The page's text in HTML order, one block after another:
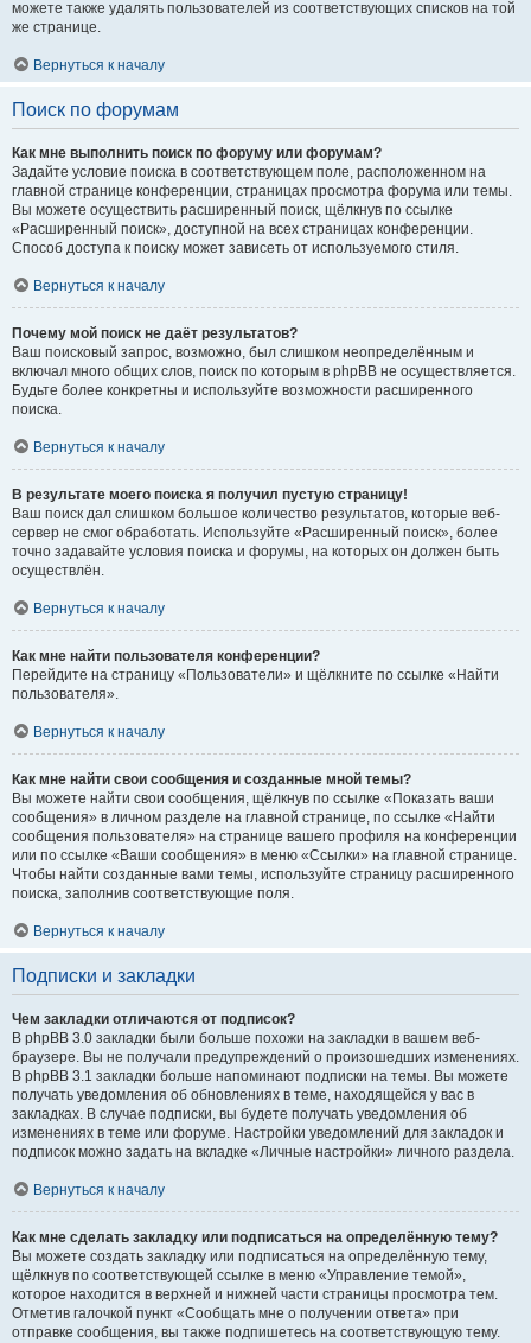
можете также удалять пользователей из соответствующих списков на той
же странице.
Вернуться к началу
Поиск по форумам
Как мне выполнить поиск по форуму или форумам?
Задайте условие поиска в соответствующем поле, расположенном на
главной странице конференции, страницах просмотра форума или темы.
Вы можете осуществить расширенный поиск, щёлкнув по ссылке
«Расширенный поиск», доступной на всех страницах конференции.
Способ доступа к поиску может зависеть от используемого стиля.
Вернуться к началу
Почему мой поиск не даёт результатов?
Ваш поисковый запрос, возможно, был слишком неопределённым и
включал много общих слов, поиск по которым в phpBB не осуществляется.
Будьте более конкретны и используйте возможности расширенного
поиска.
Вернуться к началу
В результате моего поиска я получил пустую страницу!
Ваш поиск дал слишком большое количество результатов, которые веб-
сервер не смог обработать. Используйте «Расширенный поиск», более
точно задавайте условия поиска и форумы, на которых он должен быть
осуществлён.
Вернуться к началу
Как мне найти пользователя конференции?
Перейдите на страницу «Пользователи» и щёлкните по ссылке «Найти
пользователя».
Вернуться к началу
Как мне найти свои сообщения и созданные мной темы?
Вы можете найти свои сообщения, щёлкнув по ссылке «Показать ваши
сообщения» в личном разделе на главной странице, по ссылке «Найти
сообщения пользователя» на странице вашего профиля на конференции
или по ссылке «Ваши сообщения» в меню «Ссылки» на главной странице.
Чтобы найти созданные вами темы, используйте страницу расширенного
поиска, заполнив соответствующие поля.
Вернуться к началу
Подписки и закладки
Чем закладки отличаются от подписок?
В phpBB 3.0 закладки были больше похожи на закладки в вашем веб-
браузере. Вы не получали предупреждений о произошедших изменениях.
В phpBB 3.1 закладки больше напоминают подписки на темы. Вы можете
получать уведомления об обновлениях в теме, находящейся у вас в
закладках. В случае подписки, вы будете получать уведомления об
изменениях в теме или форуме. Настройки уведомлений для закладок и
подписок можно задать на вкладке «Личные настройки» личного раздела.
Вернуться к началу
Как мне сделать закладку или подписаться на определённую тему?
Вы можете создать закладку или подписаться на определённую тему,
щёлкнув по соответствующей ссылке в меню «Управление темой»,
которое находится в верхней и нижней части страницы просмотра тем.
Отметив галочкой пункт «Сообщать мне о получении ответа» при
отправке сообщения, вы также подпишетесь на соответствующую тему.